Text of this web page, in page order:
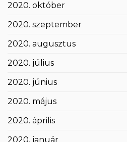
2020. október
2020. szeptember
2020. augusztus
2020. július
2020. június
2020. május
2020. április
2020. január